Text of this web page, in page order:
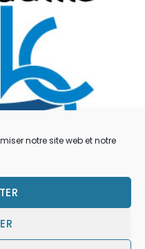
notre site web et notre